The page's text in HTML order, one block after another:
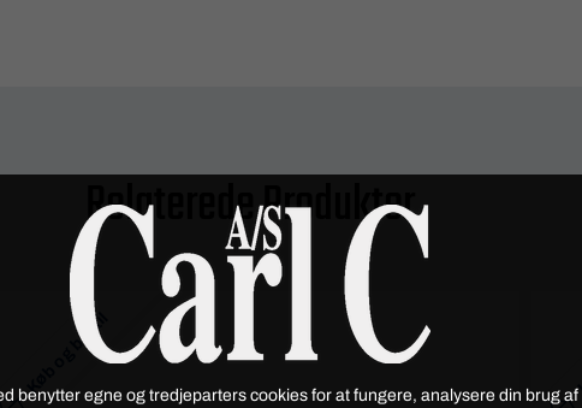
Relaterede Produkter
Køb og bestil
benytter egne og tredjeparters cookies for at fungere, analysere din brug af